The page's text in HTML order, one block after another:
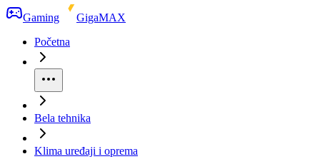
Gaming
GigaMAX
Početna
Bela tehnika
Klima uređaji i oprema